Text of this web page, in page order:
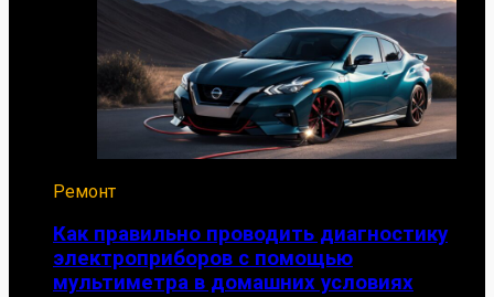
Ремонт
Как правильно проводить диагностику
электроприборов с помощью
мультиметра в домашних условиях